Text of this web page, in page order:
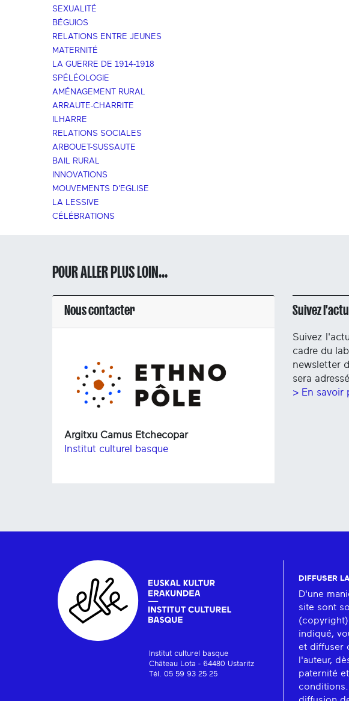
SEXUALITÉ
BÉGUIOS
RELATIONS ENTRE JEUNES
MATERNITÉ
LA GUERRE DE 1914-1918
SPÉLÉOLOGIE
AMÉNAGEMENT RURAL
ARRAUTE-CHARRITE
ILHARRE
RELATIONS SOCIALES
ARBOUET-SUSSAUTE
BAIL RURAL
INNOVATIONS
MOUVEMENTS D'EGLISE
LA LESSIVE
CÉLÉBRATIONS
POUR ALLER PLUS LOIN...
Nous contacter
Argitxu Camus Etchecopar
Institut culturel basque
Suivez
Suivez
cadre du
newsletter
sera
> En savoir
Institut culturel basque
Château Lota - 64480 Ustaritz
Tél. 05 59 93 25 25
DIFFUSER
D'une
site sont
indiqué,
et diffuser
l'auteur,
paternité